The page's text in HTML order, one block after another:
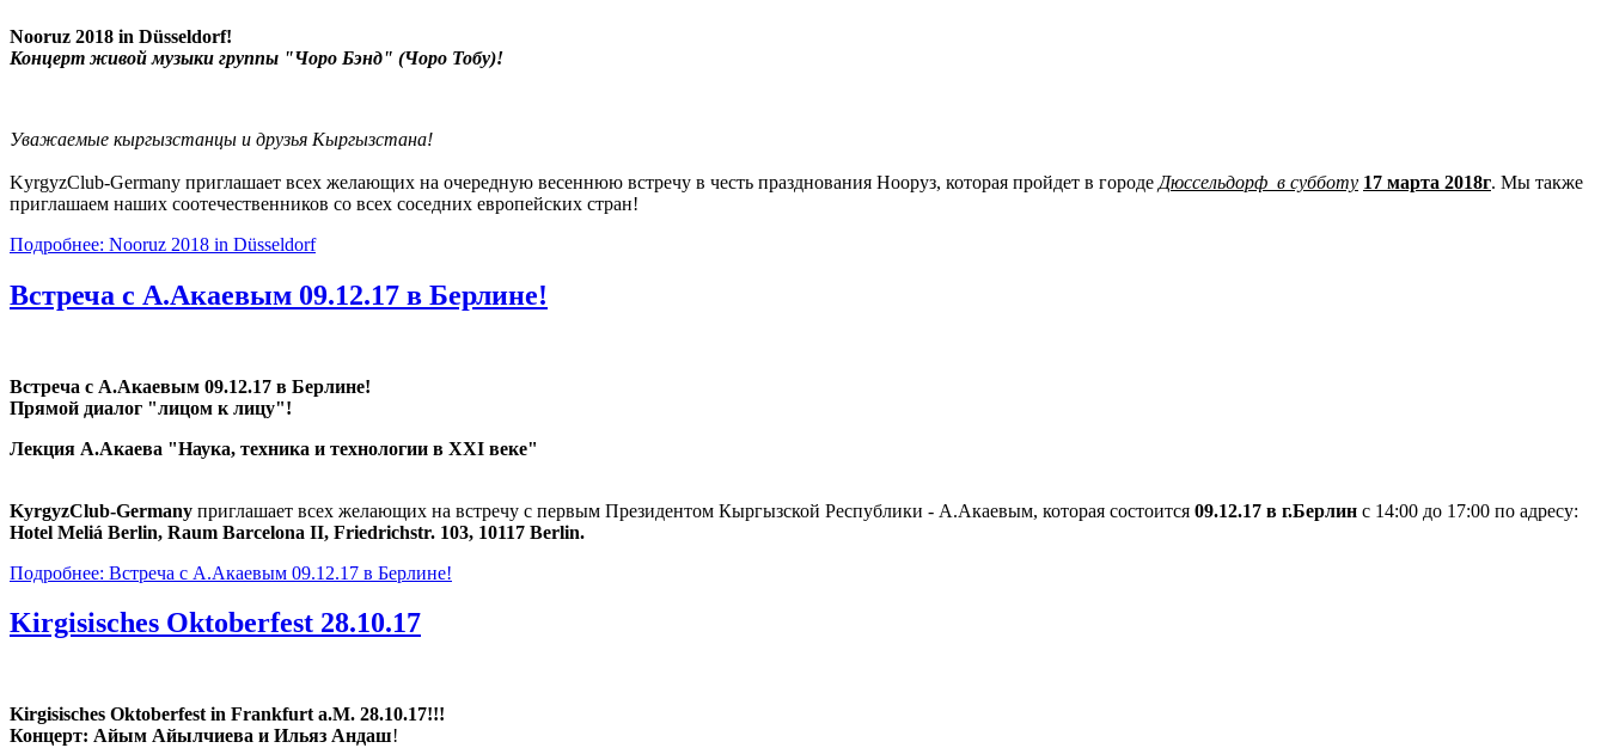
Nooruz 2018 in Düsseldorf!
Концерт живой музыки группы "Чоро Бэнд" (Чоро Тобу)!
Уважаемые кыргызстанцы и друзья Кыргызстана!
KyrgyzClub-Germany приглашает всех желающих на очередную весеннюю встречу в честь празднования Нооруз, которая пройдет в городе Дюссельдорф в субботу 17 марта 2018г. Мы также
приглашаем наших соотечественников со всех соседних европейских стран!
Подробнее: Nooruz 2018 in Düsseldorf
Встреча с А.Акаевым 09.12.17 в Берлине!
Встреча с А.Акаевым 09.12.17 в Берлине!
Прямой диалог "лицом к лицу"!
Лекция А.Акаева "Наука, техника и технологии в XXI веке"
KyrgyzClub-Germany приглашает всех желающих на встречу с первым Президентом Кыргызской Республики - А.Акаевым, которая состоится 09.12.17 в г.Берлин с 14:00 до 17:00 по адресу:
Hotel Meliá Berlin, Raum Barcelona II, Friedrichstr. 103, 10117 Berlin.
Подробнее: Встреча с А.Акаевым 09.12.17 в Берлине!
Kirgisisches Oktoberfest 28.10.17
Kirgisisches Oktoberfest in Frankfurt a.M. 28.10.17!!!
Концерт: Айым Айылчиева и Ильяз Андаш!